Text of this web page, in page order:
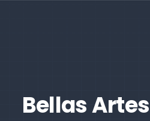
Bellas Artes